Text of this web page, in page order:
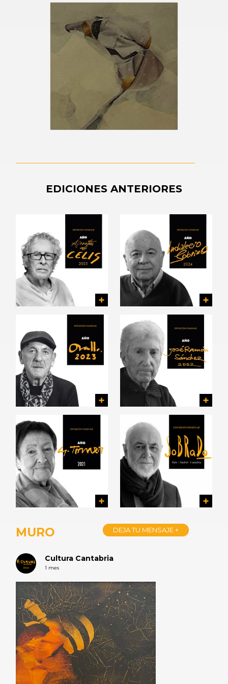
EDICIONES ANTERIORES
MURO DEJA TU MENSAJE +
Cultura Cantabria
1 mes